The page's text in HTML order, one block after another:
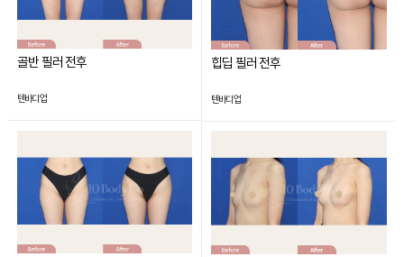
골반 필러 전후
텐바디업
힙딥 필러 전후
텐바디업